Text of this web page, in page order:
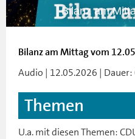
Bilanz am
Bilanz am Mittag vom
Audio | 12.05.2026 | Dauer:
Themen
U.a. mit diesen Themen: